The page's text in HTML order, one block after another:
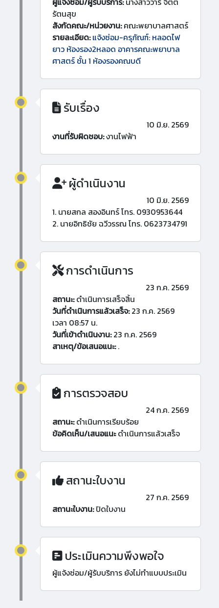
รัตนสุข
สังกัดคณะ/หน่วยงาน:คณะพยาบาลศาสตร์
รายละเอียด: แจ้งซ่อม-ครุภัณฑ์: หลอดไฟ
ยาว ห้องรอง2หลอด อาคารคณะพยาบาล
ศาสตร์ ชั้น 1 ห้องรองคณบดี
รับเรื่อง
10 มิ.ย. 2569
งานที่รับผิดชอบ:งานไฟฟ้า
ผู้ดำเนินงาน
10 มิ.ย. 2569
1. นายสกล สองอินทร์ โทร. 0930953644
2. นายอิทธิชัย ฉวีวรรณ โทร. 0623734791
การดำเนินการ
23 ก.ค. 2569
สถานะ:ดำเนินการเสร็จสิ้น
วันที่ดำเนินการแล้วเสร็จ:23 ก.ค. 2569
เวลา 08:57 น.
วันที่เข้าดำเนินงาน:23 ก.ค. 2569
สาเหตุ/ข้อเสนอแนะ:.
การตรวจสอบ
24 ก.ค. 2569
สถานะ:ดำเนินการเรียบร้อย
ข้อคิดเห็น/เสนอแนะดำเนินการแล้วเสร็จ
สถานะใบงาน
27 ก.ค. 2569
สถานะใบงาน:ปิดใบงาน
ประเมินความพึงพอใจ
ผู้แจ้งซ่อม/ผู้รับบริการ ยังไม่ทำแบบประเมิน